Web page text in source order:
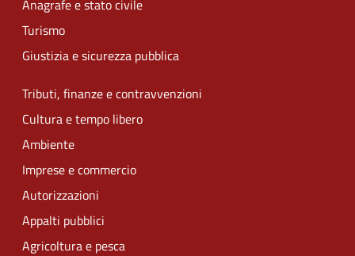
Anagrafe e stato civile
Turismo
Giustizia e sicurezza pubblica
Tributi, finanze e contravvenzioni
Cultura e tempo libero
Ambiente
Imprese e commercio
Autorizzazioni
Appalti pubblici
Agricoltura e pesca